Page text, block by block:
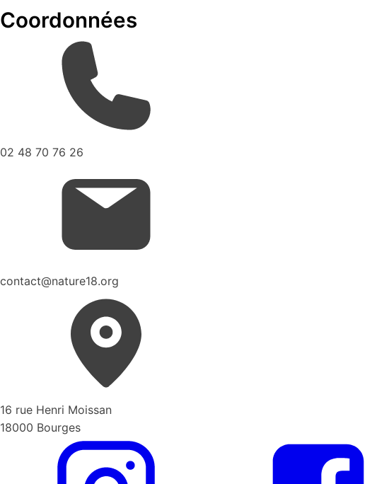
Coordonnées
02 48 70 76 26
contact@nature18.org
16 rue Henri Moissan
18000 Bourges